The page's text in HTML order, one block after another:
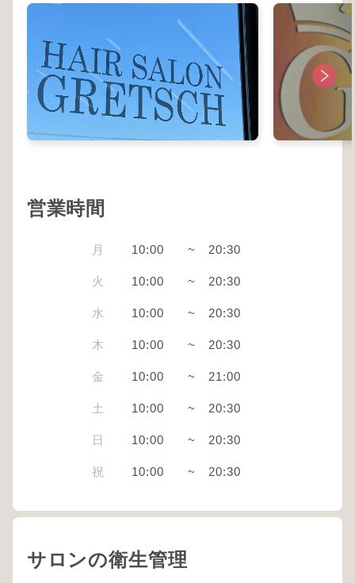
営業時間
月 10:00 ~ 20:30
火 10:00 ~ 20:30
水 10:00 ~ 20:30
木 10:00 ~ 20:30
金 10:00 ~ 21:00
土 10:00 ~ 20:30
日 10:00 ~ 20:30
祝 10:00 ~ 20:30
サロンの衛生管理